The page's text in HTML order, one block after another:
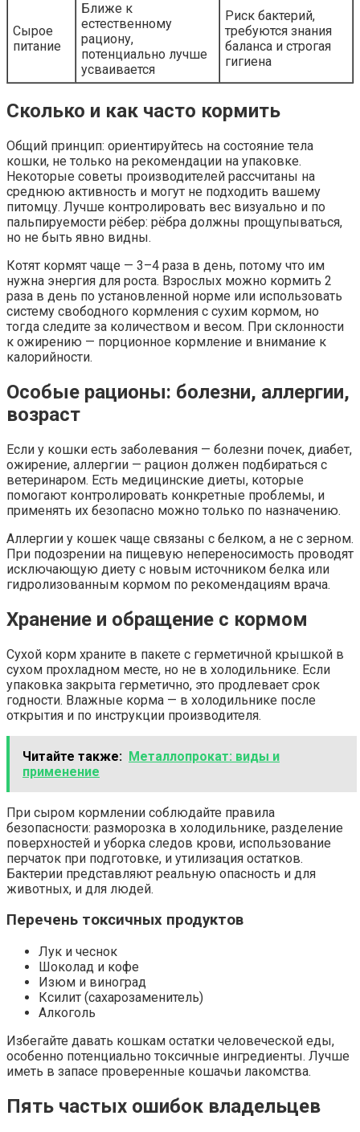
Сырое
питание
Ближе к
естественному
рациону,
потенциально лучше
усваивается
Риск бактерий,
требуются знания
баланса и строгая
гигиена
Сколько и как часто кормить
Общий принцип: ориентируйтесь на состояние тела
кошки, не только на рекомендации на упаковке.
Некоторые советы производителей рассчитаны на
среднюю активность и могут не подходить вашему
питомцу. Лучше контролировать вес визуально и по
пальпируемости рёбер: рёбра должны прощупываться,
но не быть явно видны.
Котят кормят чаще — 3–4 раза в день, потому что им
нужна энергия для роста. Взрослых можно кормить 2
раза в день по установленной норме или использовать
систему свободного кормления с сухим кормом, но
тогда следите за количеством и весом. При склонности
к ожирению — порционное кормление и внимание к
калорийности.
Особые рационы: болезни, аллергии,
возраст
Если у кошки есть заболевания — болезни почек, диабет,
ожирение, аллергии — рацион должен подбираться с
ветеринаром. Есть медицинские диеты, которые
помогают контролировать конкретные проблемы, и
применять их безопасно можно только по назначению.
Аллергии у кошек чаще связаны с белком, а не с зерном.
При подозрении на пищевую непереносимость проводят
исключающую диету с новым источником белка или
гидролизованным кормом по рекомендациям врача.
Хранение и обращение с кормом
Сухой корм храните в пакете с герметичной крышкой в
сухом прохладном месте, но не в холодильнике. Если
упаковка закрыта герметично, это продлевает срок
годности. Влажные корма — в холодильнике после
открытия и по инструкции производителя.
Читайте также: Металлопрокат: виды и
применение
При сыром кормлении соблюдайте правила
безопасности: разморозка в холодильнике, разделение
поверхностей и уборка следов крови, использование
перчаток при подготовке, и утилизация остатков.
Бактерии представляют реальную опасность и для
животных, и для людей.
Перечень токсичных продуктов
Лук и чеснок
Шоколад и кофе
Изюм и виноград
Ксилит (сахарозаменитель)
Алкоголь
Избегайте давать кошкам остатки человеческой еды,
особенно потенциально токсичные ингредиенты. Лучше
иметь в запасе проверенные кошачьи лакомства.
Пять частых ошибок владельцев